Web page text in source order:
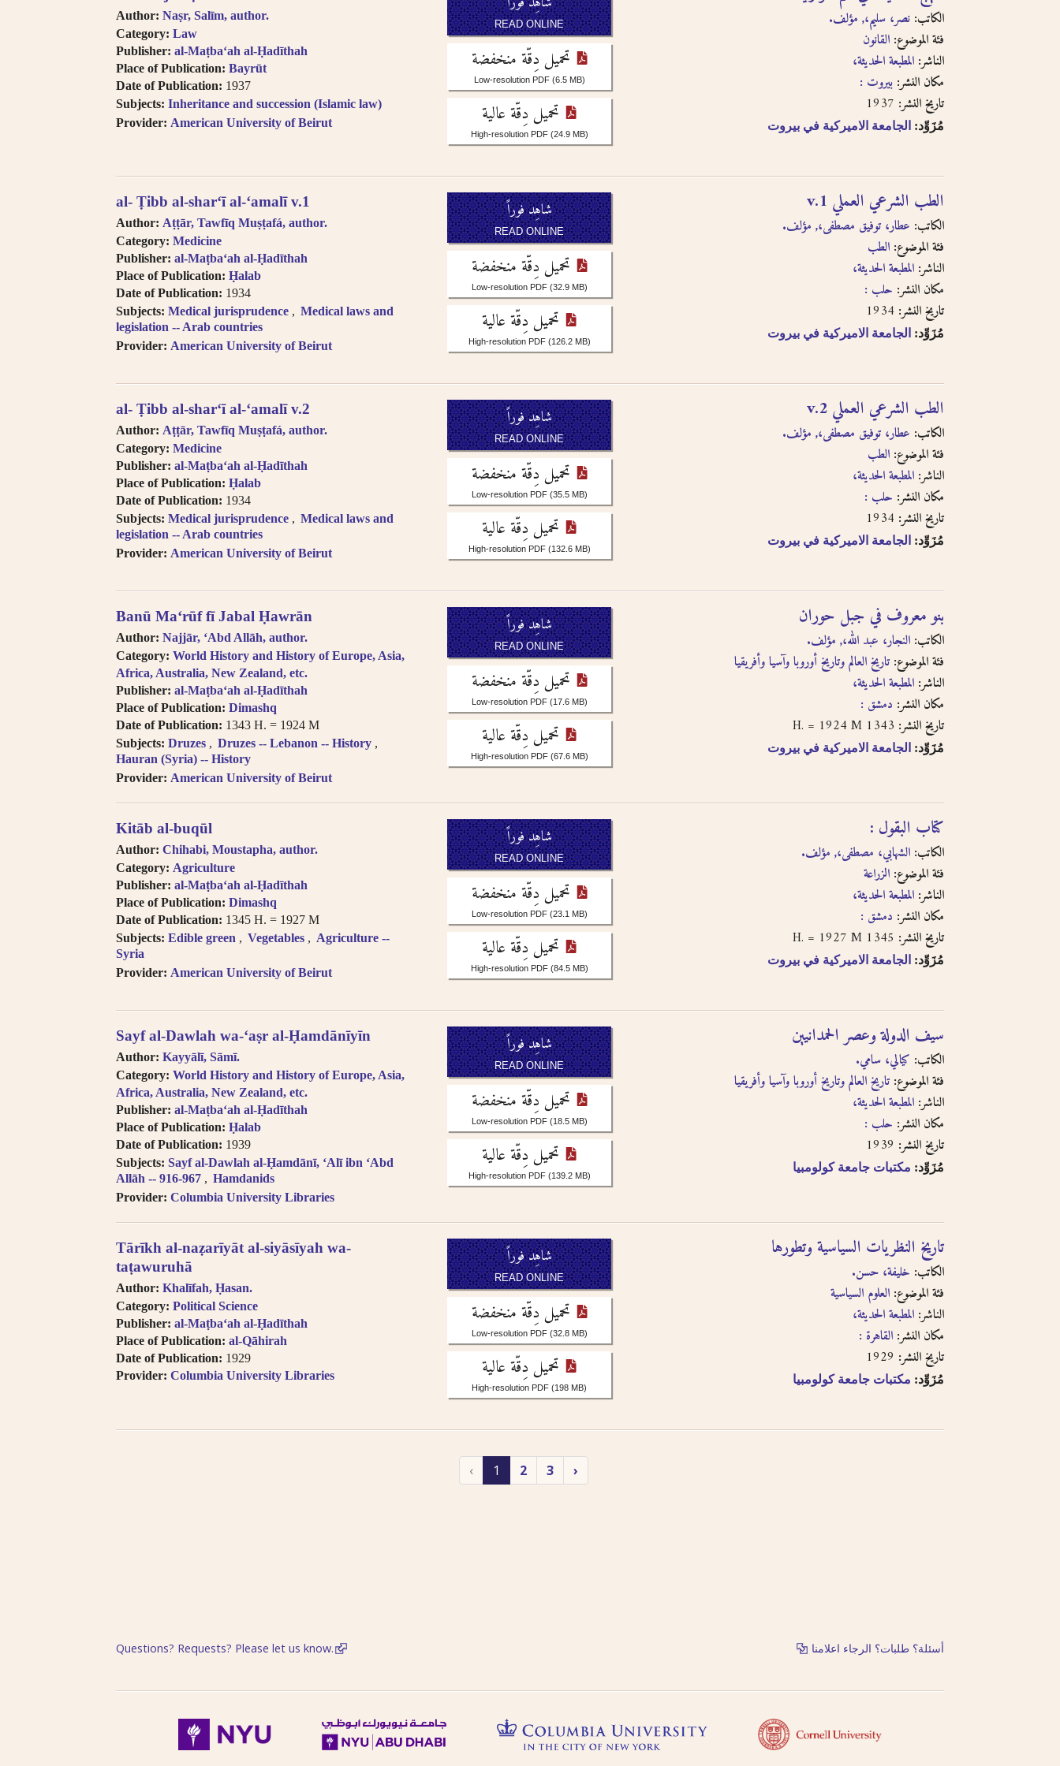
Author: Naṣr, Salīm, author.
Category: Law
Publisher: al-Maṭba‘ah al-Ḥadīthah
Place of Publication: Bayrūt
Date of Publication: 1937
Subjects: Inheritance and succession (Islamic law)
Provider: American University of Beirut
READ ONLINE
تحميل دِقّة منخفضة
Low-resolution PDF (6.5 MB)
تحميل دِقّة عالية
High-resolution PDF (24.9 MB)
الكاتب: نصر، سليم،, مؤلف.
فئة الموضوع: القانون
الناشر: المطبعة الحديثة،
مكان النشر: بيروت :
تاريخ النشر:
مُزَوِّد: الجامعة الاميركية في بيروت
al- Ṭibb al-shar‘ī al-‘amalī v.1
Author: Aṭṭār, Tawfīq Muṣṭafá, author.
Category: Medicine
Publisher: al-Maṭba‘ah al-Ḥadīthah
Place of Publication: Ḥalab
Date of Publication: 1934
Subjects: Medical jurisprudence
Medical laws and
legislation -- Arab countries
Provider: American University of Beirut
شاهِد فوراً
READ ONLINE
تحميل دِقّة منخفضة
Low-resolution PDF (32.9 MB)
تحميل دِقّة عالية
High-resolution PDF (126.2 MB)
الطب الشرعي العملي v.1
الكاتب: عطار، توفيق مصطفى،, مؤلف.
فئة الموضوع: الطب
الناشر: المطبعة الحديثة،
مكان النشر: حلب :
تاريخ النشر:
مُزَوِّد: الجامعة الاميركية في بيروت
al- Ṭibb al-shar‘ī al-‘amalī v.2
Author: Aṭṭār, Tawfīq Muṣṭafá, author.
Category: Medicine
Publisher: al-Maṭba‘ah al-Ḥadīthah
Place of Publication: Ḥalab
Date of Publication: 1934
Subjects: Medical jurisprudence
Medical laws and
legislation -- Arab countries
Provider: American University of Beirut
شاهِد فوراً
READ ONLINE
تحميل دِقّة منخفضة
Low-resolution PDF (35.5 MB)
تحميل دِقّة عالية
High-resolution PDF (132.6 MB)
الطب الشرعي العملي v.2
الكاتب: عطار، توفيق مصطفى،, مؤلف.
فئة الموضوع: الطب
الناشر: المطبعة الحديثة،
مكان النشر: حلب :
تاريخ النشر:
مُزَوِّد: الجامعة الاميركية في بيروت
Banū Maʻrūf fī Jabal Ḥawrān
Author: Najjār, ‘Abd Allāh, author.
Category: World History and History of Europe, Asia,
Africa, Australia, New Zealand, etc.
Publisher: al-Maṭba‘ah al-Ḥadīthah
Place of Publication: Dimashq
Date of Publication: 1343 H. = 1924 M
Subjects: Druzes
Druzes -- Lebanon -- History
Hauran (Syria) -- History
Provider: American University of Beirut
شاهِد فوراً
READ ONLINE
تحميل دِقّة منخفضة
Low-resolution PDF (17.6 MB)
تحميل دِقّة عالية
High-resolution PDF (67.6 MB)
بنو معروف في جبل حوران
الكاتب: النجار، عبد الله،, مؤلف.
فئة الموضوع: تاريخ العالم وتاريخ أوروبا وآسيا وأفريقيا
الناشر: المطبعة الحديثة،
مكان النشر: دمشق :
تاريخ النشر:
مُزَوِّد: الجامعة الاميركية في بيروت
Kitāb al-buqūl
Author: Chihabi, Moustapha, author.
Category: Agriculture
Publisher: al-Maṭbaʻah al-Ḥadīthah
Place of Publication: Dimashq
Date of Publication: 1345 H. = 1927 M
Subjects: Edible green Vegetables
Agriculture --
Syria
Provider: American University of Beirut
شاهِد فوراً
READ ONLINE
تحميل دِقّة منخفضة
Low-resolution PDF (23.1 MB)
تحميل دِقّة عالية
High-resolution PDF (84.5 MB)
كتاب البقول :
الكاتب: الشهابي، مصطفى،, مؤلف.
فئة الموضوع: الزراعة
الناشر: المطبعة الحديثة،
مكان النشر: دمشق :
تاريخ النشر:
مُزَوِّد: الجامعة الاميركية في بيروت
Sayf al-Dawlah wa-ʻaṣr al-Ḥamdānīyīn
Author: Kayyālī, Sāmī.
Category: World History and History of Europe, Asia,
Africa, Australia, New Zealand, etc.
Publisher: al-Maṭbaʻah al-Ḥadīthah
Place of Publication: Ḥalab
Date of Publication: 1939
Subjects: Sayf al-Dawlah al-Ḥamdānī, ʻAlī ibn ʻAbd
Allāh -- 916-967
Hamdanids
Provider: Columbia University Libraries
شاهِد فوراً
READ ONLINE
تحميل دِقّة منخفضة
Low-resolution PDF (18.5 MB)
تحميل دِقّة عالية
High-resolution PDF (139.2 MB)
سيف الدولة وعصر الحمدانيين
الكاتب: كيالي، سامي.
فئة الموضوع: تاريخ العالم وتاريخ أوروبا وآسيا وأفريقيا
الناشر: المطبعة الحديثة،
مكان النشر: حلب :
تاريخ النشر:
مُزَوِّد: مكتبات جامعة كولومبيا
Tārīkh al-naẓarīyāt al-siyāsīyah wa-
taṭawuruhā
Author: Khalīfah, Ḥasan.
Category: Political Science
Publisher: al-Maṭbaʻah al-Ḥadīthah
Place of Publication: al-Qāhirah
Date of Publication: 1929
Provider: Columbia University Libraries
شاهِد فوراً
READ ONLINE
تحميل دِقّة منخفضة
Low-resolution PDF (32.8 MB)
تحميل دِقّة عالية
High-resolution PDF (198 MB)
تاريخ النظريات السياسية وتطورها
الكاتب: خليفة، حسن.
فئة الموضوع: العلوم السياسية
الناشر: المطبعة الحديثة،
مكان النشر: القاهرة :
تاريخ النشر:
مُزَوِّد: مكتبات جامعة كولومبيا
‹ 1 2 3 ›
أسئلة؟ طلبات؟ الرجاء اعلامنا Questions? Requests? Please let us know.